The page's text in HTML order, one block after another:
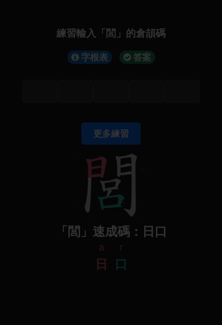
練習輸入「閭」的倉頡碼
字根表 答案
更多練習
「閭」速成碼：日口
a
日
r
口